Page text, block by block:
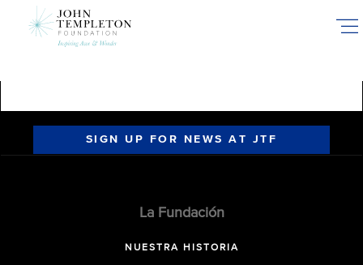
SIGN UP FOR NEWS AT JTF
La Fundación
NUESTRA HISTORIA